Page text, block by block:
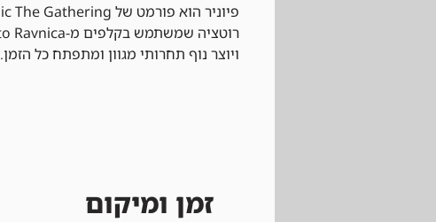
ויוצר נוף תחרותי מגוון ומתפתח כל הזמן.
זמן ומיקום